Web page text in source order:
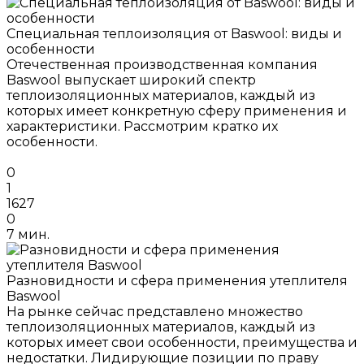
Специальная теплоизоляция от Baswool: виды и
особенности
Отечественная производственная компания
Baswool выпускает широкий спектр
теплоизоляционных материалов, каждый из
которых имеет конкретную сферу применения и
характеристики. Рассмотрим кратко их
особенности.
0
1
1627
0
7 мин.
Разновидности и сфера применения утеплителя
Baswool
На рынке сейчас представлено множество
теплоизоляционных материалов, каждый из
которых имеет свои особенности, преимущества и
недостатки. Лидирующие позиции по праву